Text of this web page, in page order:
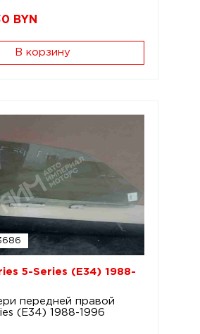
BYN
В корзину
5-Series (E34) 1988-
передней правой
(E34) 1988-1996